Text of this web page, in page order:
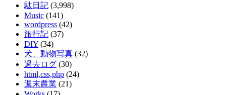
駄日記 (3,998)
Music (141)
wordpress (42)
旅行記 (37)
DIY (34)
犬、動物写真 (32)
過去ログ (30)
html,css,php (24)
週末農業 (21)